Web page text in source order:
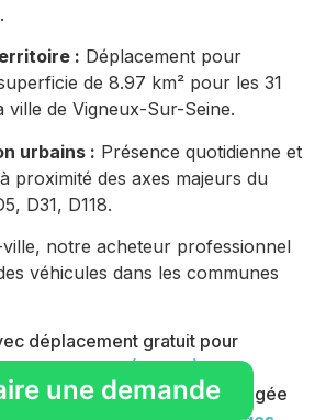
: Déplacement pour
de 8.97 km² pour les 31
ville de Vigneux-Sur-Seine.
urbains : Présence quotidienne et
proximité des axes majeurs du
D31, D118.
notre acheteur professionnel
véhicules dans les communes
déplacement gratuit pour
Valenton (94460)
avec carrosserie endommagée
une demande